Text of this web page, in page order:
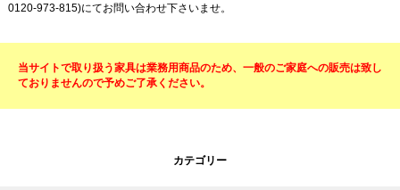
0120-973-815)にてお問い合わせ下さいませ。
当サイトで取り扱う家具は業務用商品のため、一般のご家庭への販売は致し
ておりませんので予めご了承ください。
カテゴリー